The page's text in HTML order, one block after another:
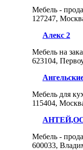
Мебель -
127247,
Алекс 2
Мебель на
623104,
Мебель для
115404,
Мебель -
600033,